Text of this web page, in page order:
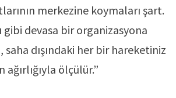
merkezine koymaları şart.
gibi devasa bir organizasyona
saha dışındaki her bir hareketiniz
ölçülür.”